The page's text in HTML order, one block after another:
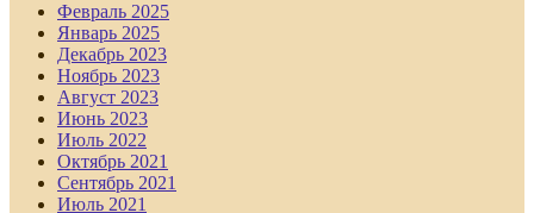
Февраль 2025
Январь 2025
Декабрь 2023
Ноябрь 2023
Август 2023
Июнь 2023
Июль 2022
Октябрь 2021
Сентябрь 2021
Июль 2021